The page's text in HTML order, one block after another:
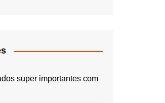
super importantes com